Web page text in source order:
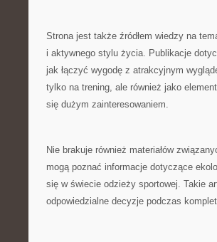
Strona jest także źródłem wiedzy na
i aktywnego stylu życia. Publikacje
jak łączyć wygodę z atrakcyjnym
tylko na trening, ale również jako
się dużym zainteresowaniem.
Nie brakuje również materiałów
mogą poznać informacje dotyczące
się w świecie odzieży sportowej. Takie
odpowiedzialne decyzje podczas